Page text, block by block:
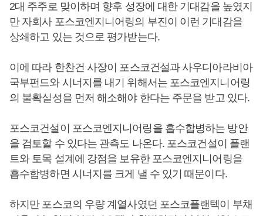
2대 주주로 맞이하며 향후 성장에 대한 기대감을 높였지
만 자회사 포스코엔지니어링의 부진이 이런 기대감을
상쇄하고 있는 것으로 평가받는다.
이에 따라 한찬건 사장이 포스코건설과 사우디아라비아
국부펀드와 시너지를 내기 위해서는 포스코엔지니어링
의 불확실성을 먼저 해소해야 한다는 주문을 받고 있다.
포스코건설이 포스코엔지니어링을 흡수합병하는 방안
을 검토할 수 있다는 관측도 나온다. 포스코건설이 플랜
트와 토목 설계에 강점을 보유한 포스코엔지니어링을
흡수합병하면 시너지를 크게 낼 수 있기 때문이다.
하지만 포스코의 우량 계열사였던 포스코플랜텍이 부채